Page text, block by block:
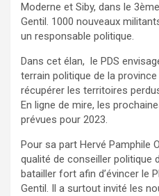
Moderne et Siby, dans le
Gentil. 1000 nouveaux
un responsable politique.
Dans cet élan, le PDS
terrain politique de la
récupérer les territoires
En ligne de mire, les
prévues pour 2023.
Pour sa part Hervé Pamphile
qualité de conseiller politique
batailler fort afin d’évincer le
Gentil. Il a surtout invité les